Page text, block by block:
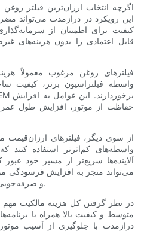
اگرچه انتخاب ارزان‌ترین فیلتر
این رویکرد در درازمدت می‌تواند مضر
کیفیت برای اطمینان از
قابل اعتمادی را بدون هزینه‌های
فیلترهای روغن مرغوب معمولاً
واسطه فیلتراسیون برتر، کیفیت
حفاظت از موتور، افزایش طول عمر
از سوی دیگر، فیلترهای
واسطه‌های کم‌اثرتر استفاده کنند
آلاینده‌ها سریع‌تر از مسیر خود
می‌تواند منجر به افزایش فرسودگی
و صرفه‌جویی در هزینه‌های اولیه را خنثی کند.
در نظر گرفتن کل هزینه مالکیت
متوسط ​​و کیفیت بالا همراه با
درازمدت با جلوگیری از آسیب